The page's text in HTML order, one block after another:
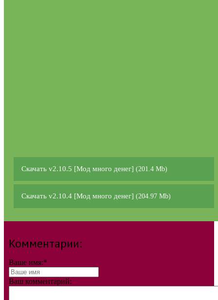
Скачать v2.10.5 [Мод много денег] (201.4 Mb)
Скачать v2.10.4 [Мод много денег] (204.97 Mb)
Комментарии:
Ваше имя:*
Ваш комментарий: